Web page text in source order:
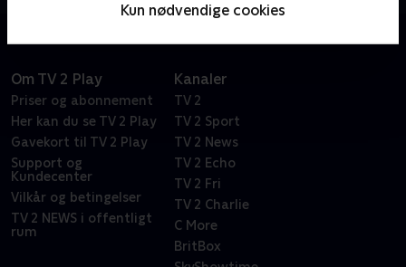
Kun nødvendige cookies
Om TV 2 Play
Priser og abonnement
Her kan du se TV 2 Play
Gavekort til TV 2 Play
Support og
Kundecenter
Vilkår og betingelser
TV 2 NEWS i offentligt
rum
Kanaler
TV 2
TV 2 Sport
TV 2 News
TV 2 Echo
TV 2 Fri
TV 2 Charlie
C More
BritBox